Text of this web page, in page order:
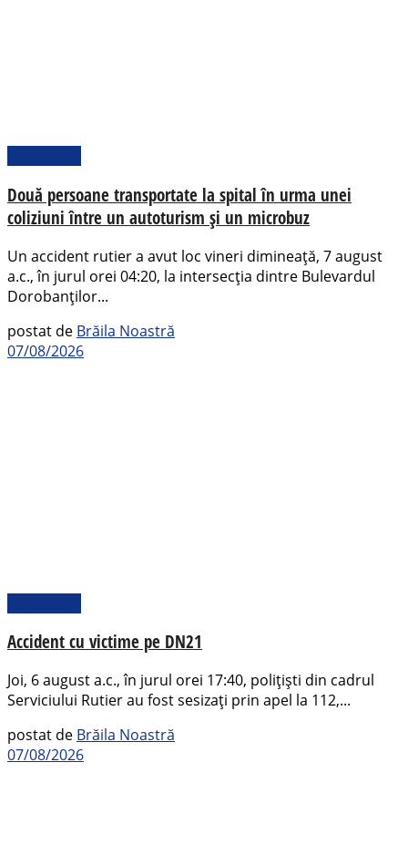
Două persoane transportate la spital în urma unei
coliziuni între un autoturism și un microbuz
Un accident rutier a avut loc vineri dimineață, 7 august
a.c., în jurul orei 04:20, la intersecția dintre Bulevardul
Dorobanților...
postat de Brăila Noastră
07/08/2026
Accident cu victime pe DN21
Joi, 6 august a.c., în jurul orei 17:40, polițiști din cadrul
Serviciului Rutier au fost sesizați prin apel la 112,...
postat de Brăila Noastră
07/08/2026